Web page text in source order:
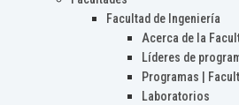
Facultad de Ingeniería
Acerca de la
Líderes de
Programas |
Laboratorios